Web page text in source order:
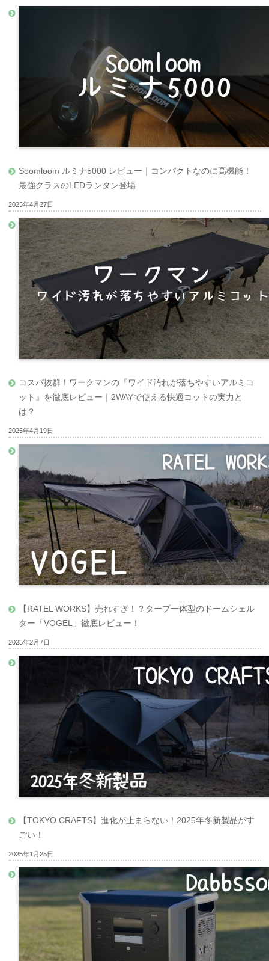
Soomloom ルミナ5000 レビュー｜コンパクトなのに高機能！
最強クラスのLEDランタン登場
2025年4月27日
コスパ抜群！ワークマンの『ワイド汚れが落ちやすいアルミコ
ット』を徹底レビュー｜2WAYで使える快適コットの実力と
は？
2025年4月19日
【RATEL WORKS】売れすぎ！？タープ一体型のドームシェル
ター「VOGEL」徹底レビュー！
2025年2月7日
【TOKYO CRAFTS】進化が止まらない！2025年冬新製品がす
ごい！
2025年1月25日